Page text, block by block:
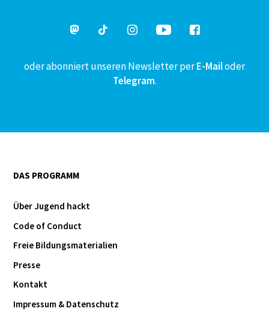
oder abonniert unseren Newsletter perE-Mailoder
Telegram.
DAS PROGRAMM
Über Jugend hackt
Code of Conduct
Freie Bildungsmaterialien
Presse
Kontakt
Impressum & Datenschutz